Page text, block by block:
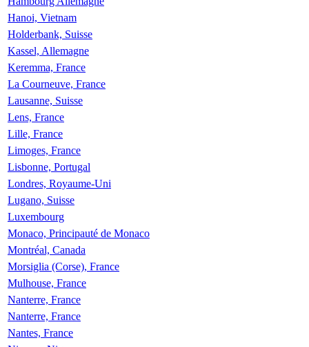
Hanoi, Vietnam
Holderbank, Suisse
Kassel, Allemagne
Keremma, France
La Courneuve, France
Lausanne, Suisse
Lens, France
Lille, France
Limoges, France
Lisbonne, Portugal
Londres, Royaume-Uni
Lugano, Suisse
Luxembourg
Monaco, Principauté de Monaco
Montréal, Canada
Morsiglia (Corse), France
Mulhouse, France
Nanterre, France
Nanterre, France
Nantes, France